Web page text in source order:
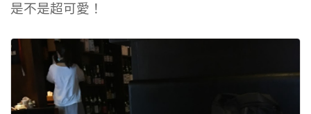
是不是超可愛！